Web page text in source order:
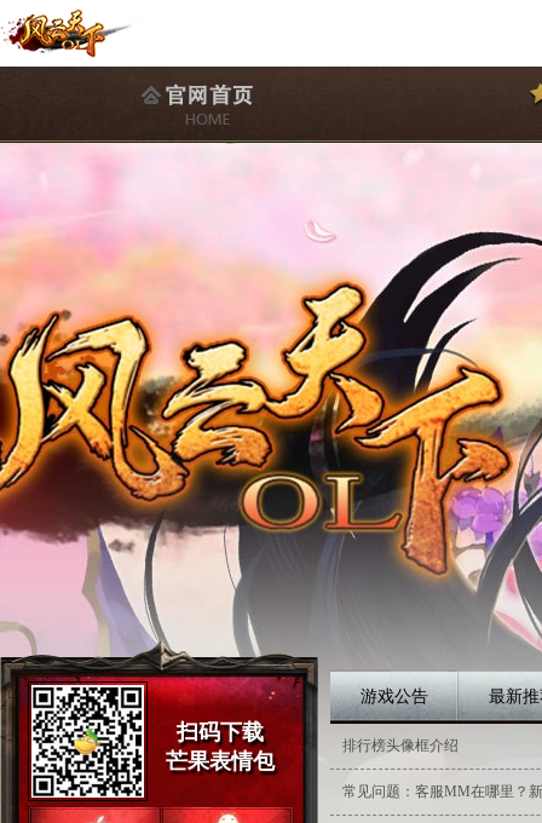
扫码下载
芒果表情包
游戏公告 最新
排行榜头像框介绍
常见问题：客服MM在哪里？